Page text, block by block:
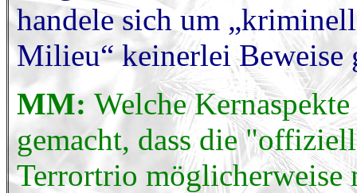
handele sich um
Milieu“ keinerlei Beweise
MM: Welche
gemacht, dass die
Terrortrio möglicherweise